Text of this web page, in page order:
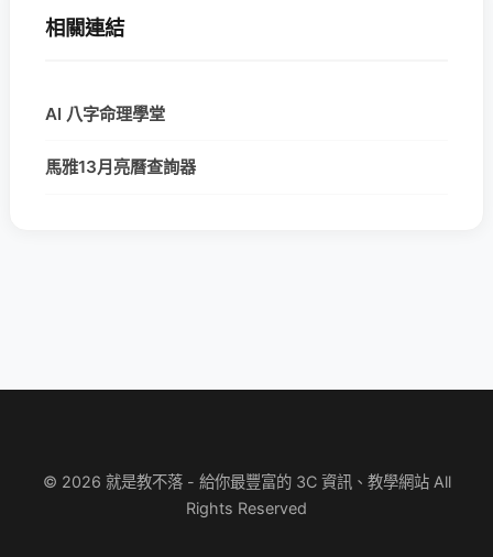
相關連結
AI 八字命理學堂
馬雅13月亮曆查詢器
© 2026 就是教不落 - 給你最豐富的 3C 資訊、教學網站 All
Rights Reserved